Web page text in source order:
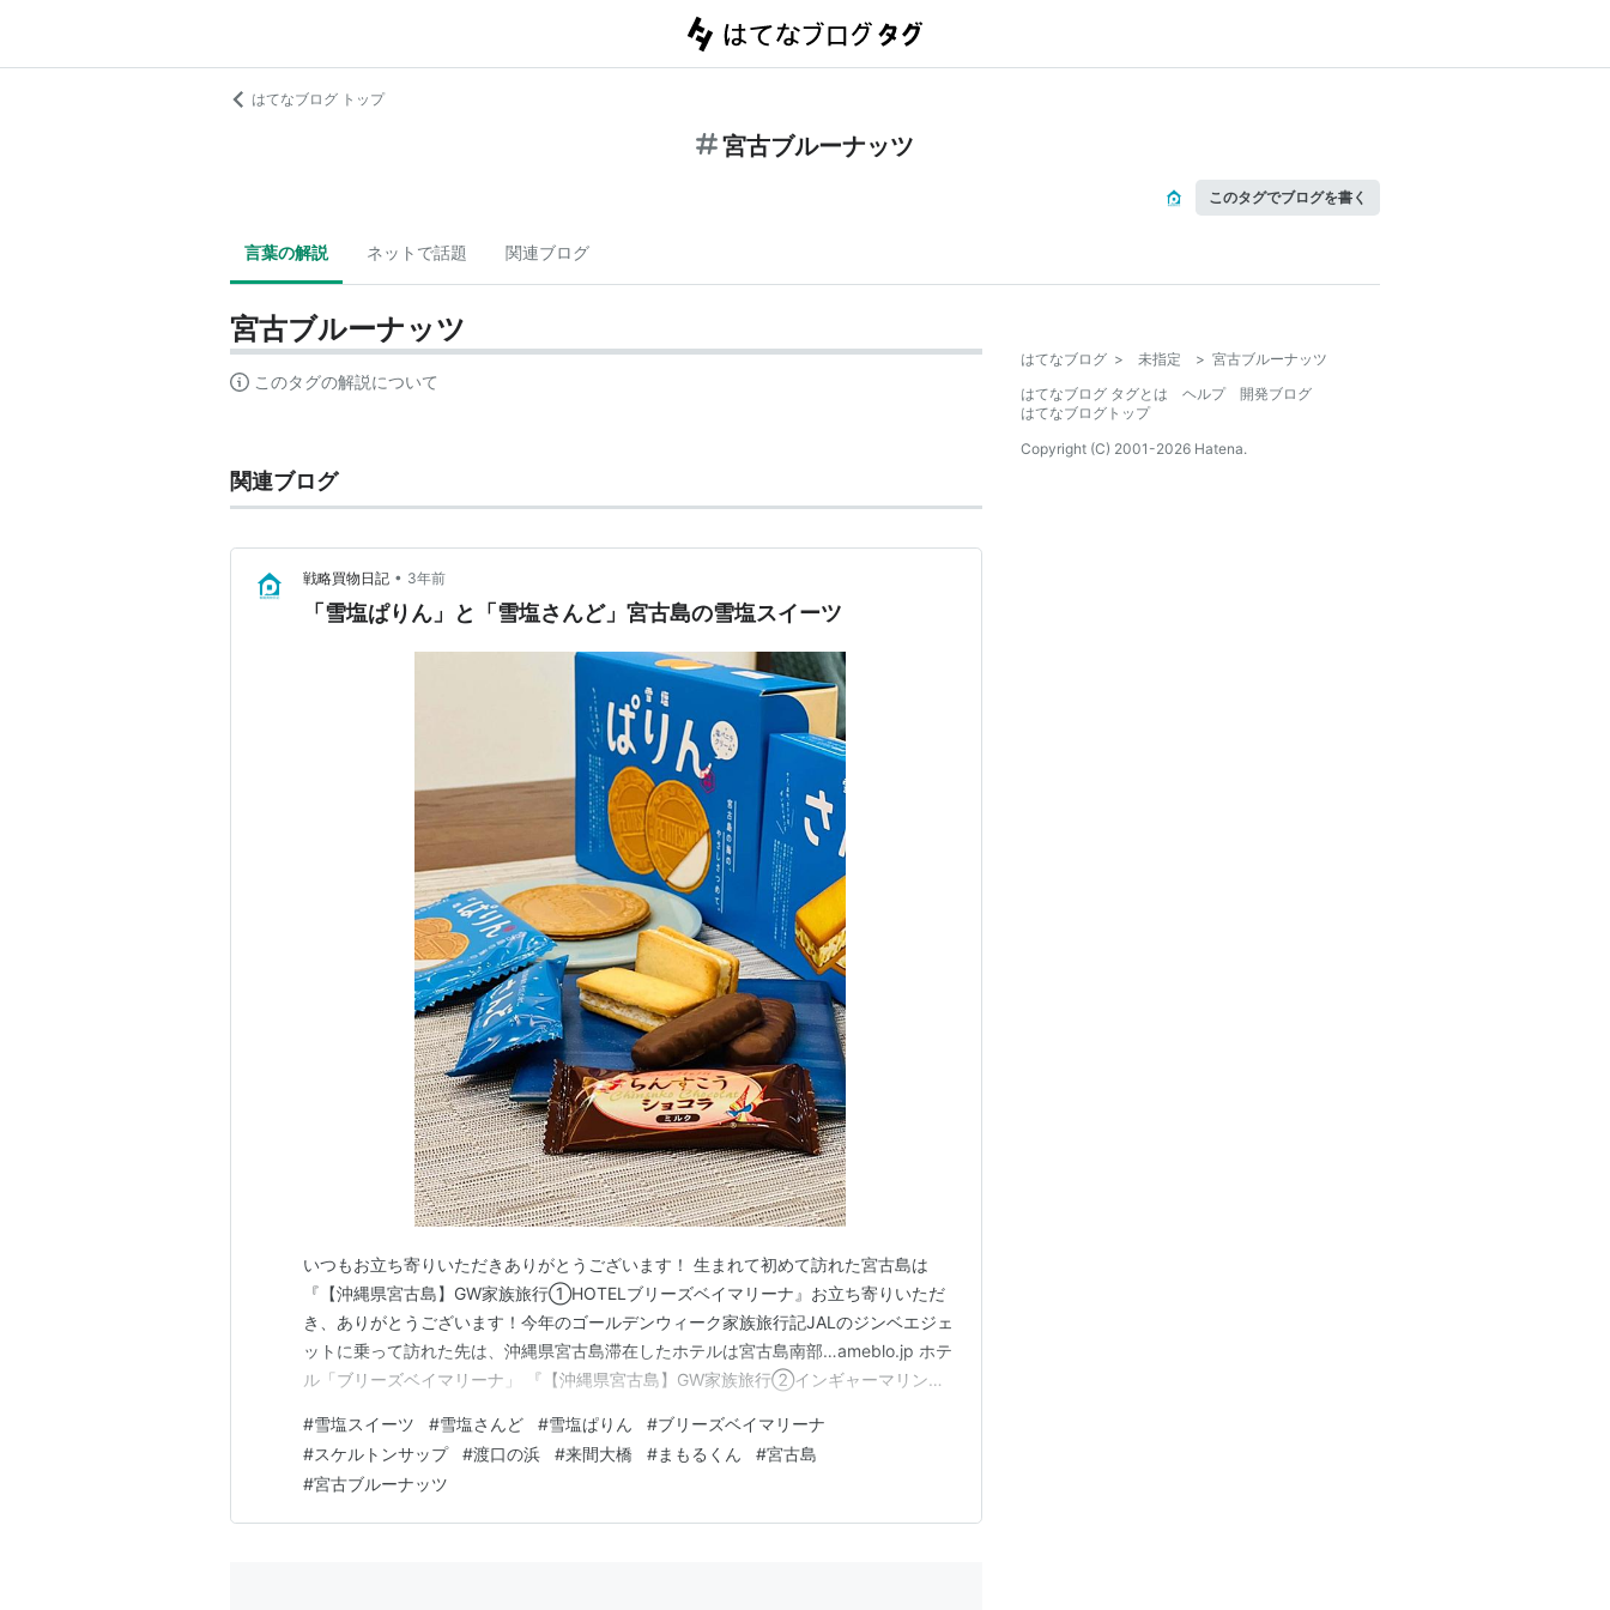
はてなブログ トップ
宮古ブルーナッツ
このタグでブログを書く
言葉の解説 ネットで話題 関連ブログ
宮古ブルーナッツ
このタグの解説について
関連ブログ
戦略買物日記 • 3年前
「雪塩ぱりん」と「雪塩さんど」宮古島の雪塩スイーツ
いつもお立ち寄りいただきありがとうございます！ 生まれて初めて訪れた宮古島は
『【沖縄県宮古島】GW家族旅行①HOTELブリーズベイマリーナ』お立ち寄りいただ
き、ありがとうございます！今年のゴールデンウィーク家族旅行記JALのジンベエジェ
ットに乗って訪れた先は、沖縄県宮古島滞在したホテルは宮古島南部…ameblo.jp ホテ
ル「ブリーズベイマリーナ」 『【沖縄県宮古島】GW家族旅行②インギャーマリンガ
宮古島旅行『【沖縄県宮古島】GW家族旅行①HOTELブリーズベイマリーナ』お立ち
寄りいただき、ありがとう…ameblo…
#雪塩スイーツ #雪塩さんど #雪塩ぱりん #ブリーズベイマリーナ
#スケルトンサップ #渡口の浜 #来間大橋 #まもるくん #宮古島
#宮古ブルーナッツ
はてなブログ > 未指定 > 宮古ブルーナッツ
はてなブログ タグとは
ヘルプ
開発ブログ
はてなブログトップ
Copyright (C) 2001-2026 Hatena.